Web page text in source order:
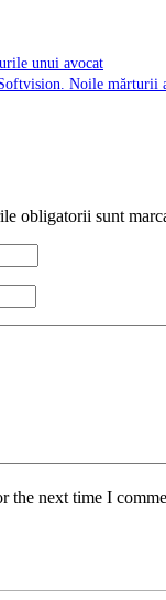
unui avocat
Noile mărturii
obligatorii sunt
the next time I